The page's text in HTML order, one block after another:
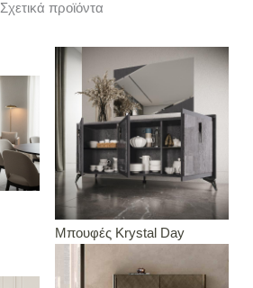
Σχετικά προϊόντα
Μπουφές Krystal Day